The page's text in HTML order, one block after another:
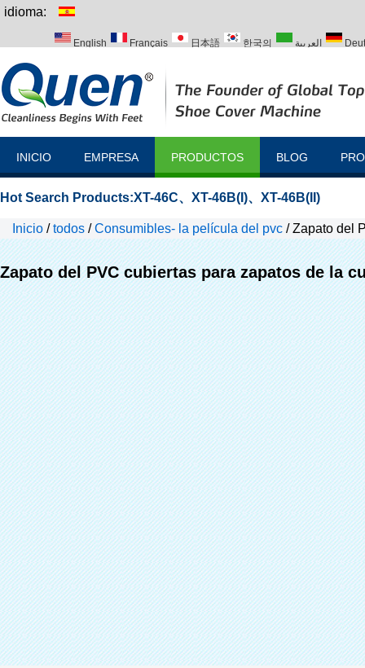
idioma:
English Français 日本語 한국의 العربية
INICIO EMPRESA PRODUCTOS BLOG
Hot Search Products:XT-46C、 XT-46B(I)、 XT-46B(II)
Inicio /todos /Consumibles- la película del pvc /Zapato del
Zapato del PVC cubiertas para zapatos de la